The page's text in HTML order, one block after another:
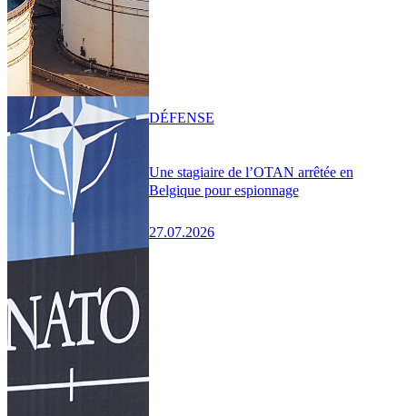
Une stagiaire de l’OTAN arrêtée en
Belgique pour espionnage
27.07.2026
DÉFENSE